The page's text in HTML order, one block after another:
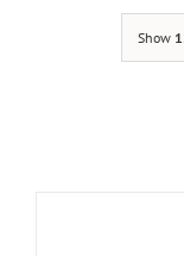
Show